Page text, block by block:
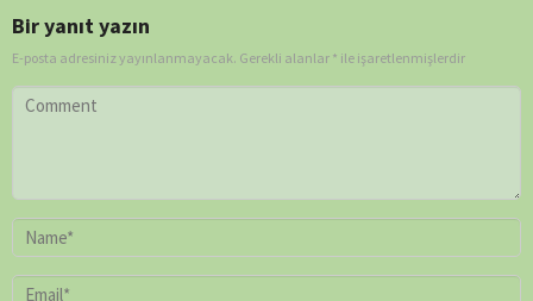
Bir yanıt yazın
E-posta adresiniz yayınlanmayacak. Gerekli alanlar * ile işaretlenmişlerdir